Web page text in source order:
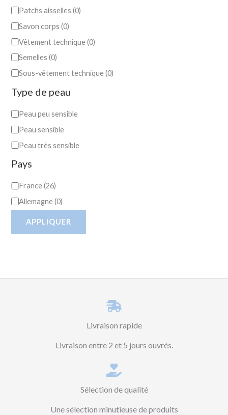
Patchs aisselles(0)
Savon corps(0)
Vêtement technique(0)
Semelles(0)
Sous-vêtement technique(0)
Type de peau
Peau peu sensible
Peau sensible
Peau très sensible
Pays
France(26)
Allemagne(0)
APPLIQUER
Livraison rapide
Livraison entre 2 et 5 jours ouvrés.
Sélection de qualité
Une sélection minutieuse de produits